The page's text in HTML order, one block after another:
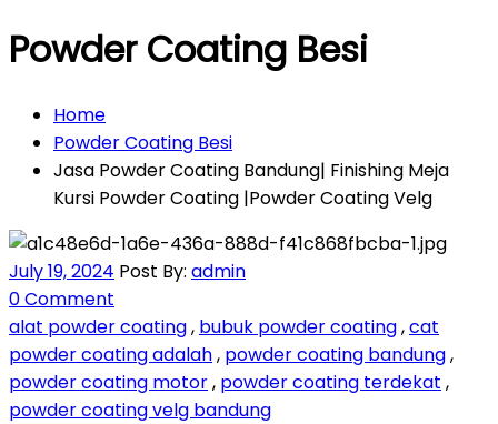
Powder Coating Besi
Home
Powder Coating Besi
Jasa Powder Coating Bandung| Finishing Meja
Kursi Powder Coating |Powder Coating Velg
July 19, 2024 Post By: admin
0 Comment
alat powder coating, bubuk powder coating,cat
powder coating adalah, powder coating bandung,
powder coating motor, powder coating terdekat ,
powder coating velg bandung